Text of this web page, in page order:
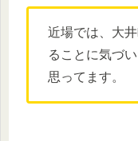
近場では、大
ることに気づ
思ってます。